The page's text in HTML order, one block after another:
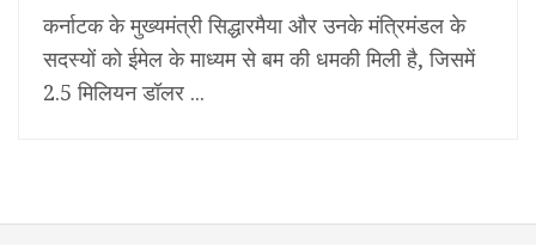
कर्नाटक के मुख्यमंत्री सिद्धारमैया और उनके मंत्रिमंडल के
सदस्यों को ईमेल के माध्यम से बम की धमकी मिली है, जिसमें
2.5 मिलियन डॉलर ...